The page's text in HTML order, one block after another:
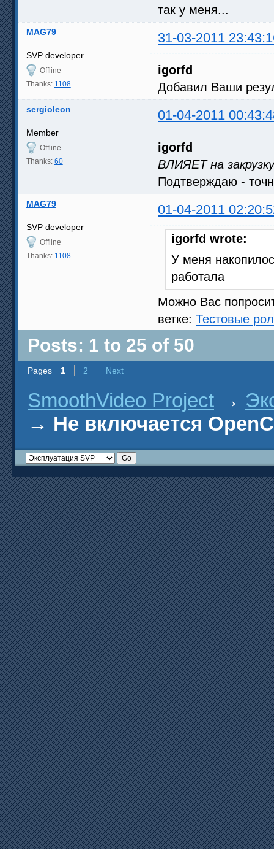
так у меня...
MAG79 31-03-2011
SVP developer
Offline
Thanks: 1108
igorfd
Добавил Ваши
sergioleon 01-04-2011
Member
Offline
Thanks: 60
igorfd
ВЛИЯЕТ на
Подтверждаю -
MAG79 01-04-2011
SVP developer
Offline
Thanks: 1108
igorfd wrote:
У меня
работала
Можно Вас
ветке: Тестовые
Posts: 1 to 25 of 50
Pages 1 2 Next
SmoothVideo Project →
→ Не включается